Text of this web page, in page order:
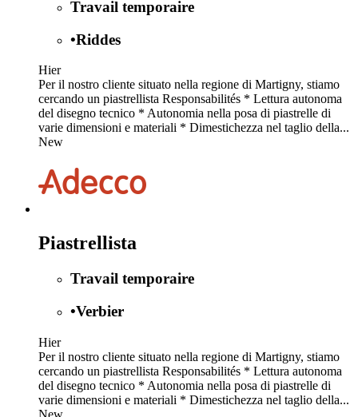
Travail temporaire
•Riddes
Hier
Per il nostro cliente situato nella regione di Martigny, stiamo
cercando un piastrellista Responsabilités * Lettura autonoma
del disegno tecnico * Autonomia nella posa di piastrelle di
varie dimensioni e materiali * Dimestichezza nel taglio della...
New
Piastrellista
Travail temporaire
•Verbier
Hier
Per il nostro cliente situato nella regione di Martigny, stiamo
cercando un piastrellista Responsabilités * Lettura autonoma
del disegno tecnico * Autonomia nella posa di piastrelle di
varie dimensioni e materiali * Dimestichezza nel taglio della...
New